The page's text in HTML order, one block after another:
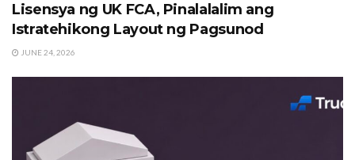
Lisensya ng UK FCA, Pinalalalim ang
Istratehikong Layout ng Pagsunod
JUNE 24, 2026